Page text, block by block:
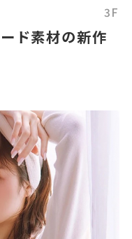
3F
ド素材の新作